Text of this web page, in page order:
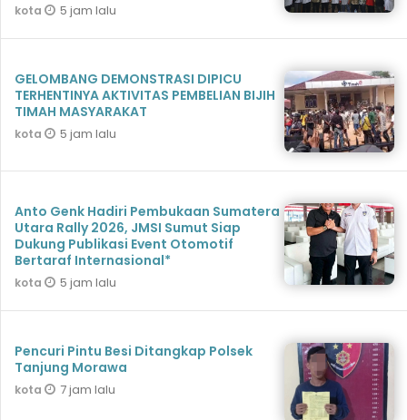
kota 5 jam lalu
GELOMBANG DEMONSTRASI DIPICU
TERHENTINYA AKTIVITAS PEMBELIAN BIJIH
TIMAH MASYARAKAT
kota 5 jam lalu
Anto Genk Hadiri Pembukaan Sumatera
Utara Rally 2026, JMSI Sumut Siap
Dukung Publikasi Event Otomotif
Bertaraf Internasional*
kota 5 jam lalu
Pencuri Pintu Besi Ditangkap Polsek
Tanjung Morawa
kota 7 jam lalu